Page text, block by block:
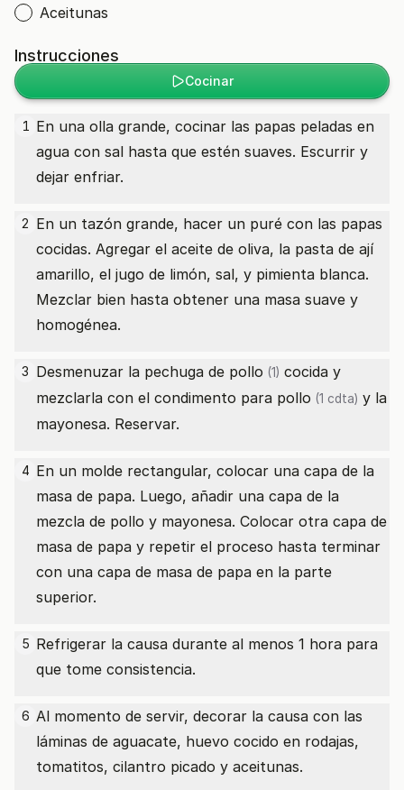
Aceitunas
Instrucciones
Cocinar
1 En una olla grande, cocinar las papas peladas en
agua con sal hasta que estén suaves. Escurrir y
dejar enfriar.
2 En un tazón grande, hacer un puré con las papas
cocidas. Agregar el aceite de oliva, la pasta de ají
amarillo, el jugo de limón, sal, y pimienta blanca.
Mezclar bien hasta obtener una masa suave y
homogénea.
3 Desmenuzar la pechuga de pollo (1) cocida y
mezclarla con el condimento para pollo (1 cdta) y la
mayonesa. Reservar.
4 En un molde rectangular, colocar una capa de la
masa de papa. Luego, añadir una capa de la
mezcla de pollo y mayonesa. Colocar otra capa de
masa de papa y repetir el proceso hasta terminar
con una capa de masa de papa en la parte
superior.
5 Refrigerar la causa durante al menos 1 hora para
que tome consistencia.
6 Al momento de servir, decorar la causa con las
láminas de aguacate, huevo cocido en rodajas,
tomatitos, cilantro picado y aceitunas.